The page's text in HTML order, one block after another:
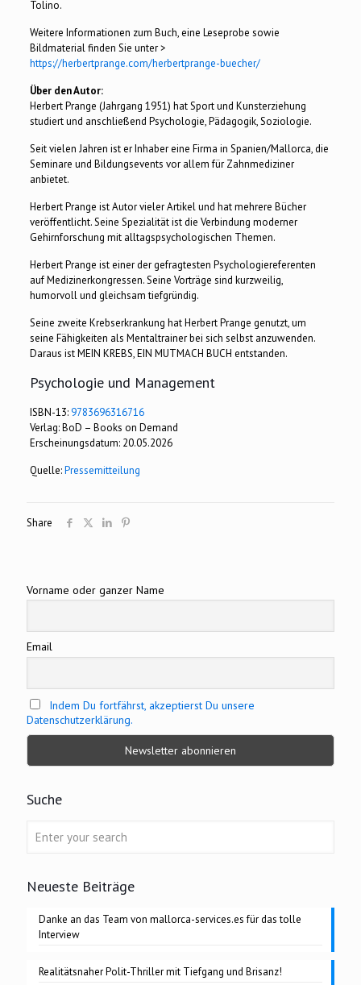
Tolino.
Weitere Informationen zum Buch, eine Leseprobe sowie
Bildmaterial finden Sie unter >
https://herbertprange.com/herbertprange-buecher/
Über den Autor:
Herbert Prange (Jahrgang 1951) hat Sport und Kunsterziehung
studiert und anschließend Psychologie, Pädagogik, Soziologie.
Seit vielen Jahren ist er Inhaber eine Firma in Spanien/Mallorca, die
Seminare und Bildungsevents vor allem für Zahnmediziner
anbietet.
Herbert Prange ist Autor vieler Artikel und hat mehrere Bücher
veröffentlicht. Seine Spezialität ist die Verbindung moderner
Gehirnforschung mit alltagspsychologischen Themen.
Herbert Prange ist einer der gefragtesten Psychologiereferenten
auf Medizinerkongressen. Seine Vorträge sind kurzweilig,
humorvoll und gleichsam tiefgründig.
Seine zweite Krebserkrankung hat Herbert Prange genutzt, um
seine Fähigkeiten als Mentaltrainer bei sich selbst anzuwenden.
Daraus ist MEIN KREBS, EIN MUTMACH BUCH entstanden.
Psychologie und Management
ISBN-13: 9783696316716
Verlag: BoD – Books on Demand
Erscheinungsdatum: 20.05.2026
Quelle:Pressemitteilung
Share
Vorname oder ganzer Name
Email
Indem Du fortfährst, akzeptierst Du unsere
Datenschutzerklärung.
Suche
Neueste Beiträge
Danke an das Team von mallorca-services.es für das tolle
Interview
Realitätsnaher Polit-Thriller mit Tiefgang und Brisanz!